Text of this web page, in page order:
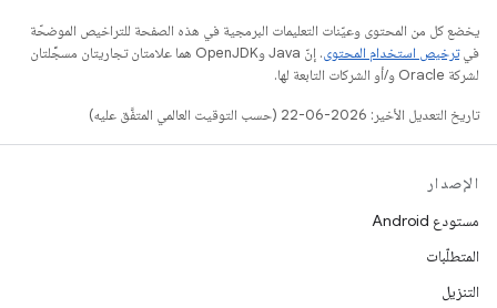
يخضع كل من المحتوى وعيّنات التعليمات البرمجية في هذه الصفحة للتراخيص الموضحّة
فيترخيص استخدام المحتوى
. إنّ Java وOpenJDK هما علامتان تجاريتان مسجَّلتان
لشركة Oracle و/أو الشركات التابعة لها.
تاريخ التعديل الأخير: 2026-06-22 (حسب التوقيت العالمي المتفَّق عليه)
الإصدار
مستودع Android
المتطلّبات
التنزيل